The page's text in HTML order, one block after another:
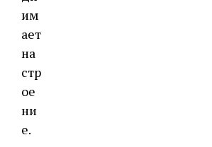
им
ает
на
стр
ое
ни
е.